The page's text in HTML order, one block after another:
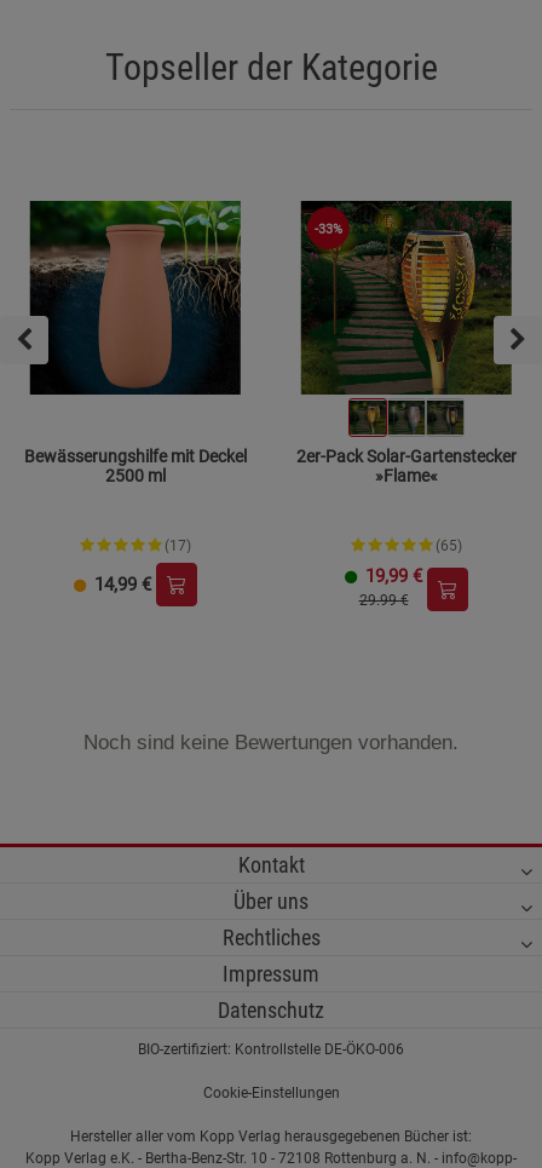
Topseller der Kategorie
Bewässerungshilfe mit Deckel
2500 ml
(17)
14,99 €
-33%
2er-Pack Solar-Gartenstecker
»Flame«
(65)
19,99 €
29.99 €
Noch sind keine Bewertungen vorhanden.
Kontakt
Über uns
Rechtliches
Impressum
Datenschutz
BIO-zertifiziert: Kontrollstelle DE-ÖKO-006
Cookie-Einstellungen
Hersteller aller vom Kopp Verlag herausgegebenen Bücher ist:
Kopp Verlag e.K. - Bertha-Benz-Str. 10 - 72108 Rottenburg a. N. - info@kopp-